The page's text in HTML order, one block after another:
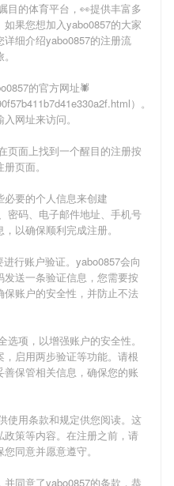
目的体育平台，👀提供丰富多
果您想加入yabo0857的大家
详细介绍yabo0857的注册流
的官方网址🕷
）。
网址来访问。
页面上找到一个醒目的注册按
页面。
要的个人信息来创建
密码、电子邮件地址、手机号
以确保顺利完成注册。
行账户验证。 yabo0857会向
送一条验证信息，您需要按
账户的安全性，并防止不法
项，以增强账户的安全性。
启用两步验证等功能。请根
保管相关信息，确保您的账
使用条款和规定供您阅读。这
策等内容。在注册之前，请
同意并愿意遵守。
并同意了yabo0857的条款，恭